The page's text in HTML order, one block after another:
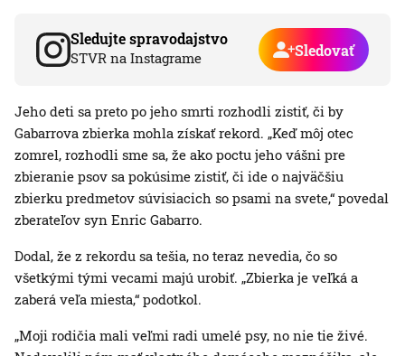
Sledujte spravodajstvo
STVR na Instagrame Sledovať
Jeho deti sa preto po jeho smrti rozhodli zistiť, či by
Gabarrova zbierka mohla získať rekord. „Keď môj otec
zomrel, rozhodli sme sa, že ako poctu jeho vášni pre
zbieranie psov sa pokúsime zistiť, či ide o najväčšiu
zbierku predmetov súvisiacich so psami na svete,“ povedal
zberateľov syn Enric Gabarro.
Dodal, že z rekordu sa tešia, no teraz nevedia, čo so
všetkými tými vecami majú urobiť. „Zbierka je veľká a
zaberá veľa miesta,“ podotkol.
„Moji rodičia mali veľmi radi umelé psy, no nie tie živé.